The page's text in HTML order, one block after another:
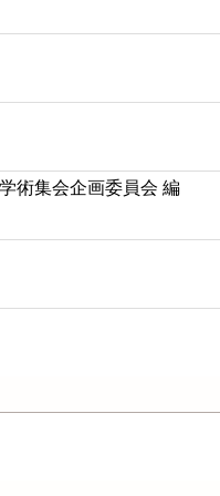
術集会企画委員会 編